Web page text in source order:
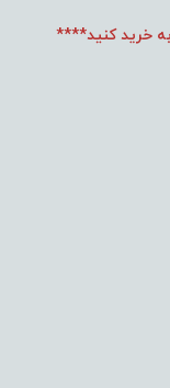
خرید کنید****